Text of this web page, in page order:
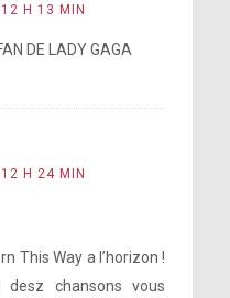
H 13 MIN
DE LADY GAGA
H 24 MIN
This Way a l’horizon !
chansons vous